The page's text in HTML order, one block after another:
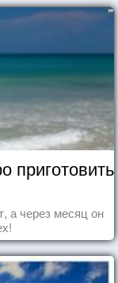
приготовить
а через месяц он